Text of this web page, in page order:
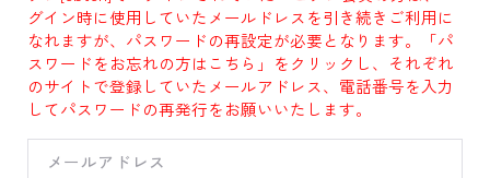
グイン時に使用していたメールドレスを引き続きご利用に
なれますが、パスワードの再設定が必要となります。「パ
スワードをお忘れの方はこちら」をクリックし、それぞれ
のサイトで登録していたメールアドレス、電話番号を入力
してパスワードの再発行をお願いいたします。